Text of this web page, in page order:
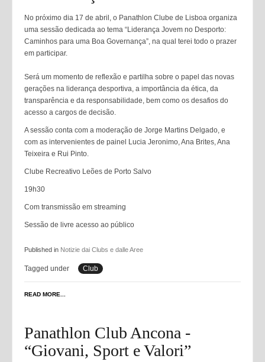
No próximo dia 17 de abril, o Panathlon Clube de Lisboa organiza
uma sessão dedicada ao tema “Liderança Jovem no Desporto:
Caminhos para uma Boa Governança”, na qual terei todo o prazer
em participar.
Será um momento de reflexão e partilha sobre o papel das novas
gerações na liderança desportiva, a importância da ética, da
transparência e da responsabilidade, bem como os desafios do
acesso a cargos de decisão.
A sessão conta com a moderação de Jorge Martins Delgado, e
com as intervenientes de painel Lucia Jeronimo, Ana Brites, Ana
Teixeira e Rui Pinto.
Clube Recreativo Leões de Porto Salvo
19h30
Com transmissão em streaming
Sessão de livre acesso ao público
Published in Notizie dai Clubs e dalle Aree
Tagged under Club
READ MORE...
Panathlon Club Ancona -
“Giovani, Sport e Valori”